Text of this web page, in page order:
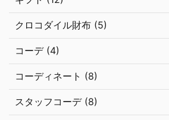
クロコダイル財布 (5)
コーデ (4)
コーディネート (8)
スタッフコーデ (8)